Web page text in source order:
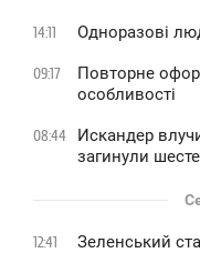
14:11 Одноразові
09:17
Повторне
особливості
08:44
Искандер
загинули
12:41 Зеленський